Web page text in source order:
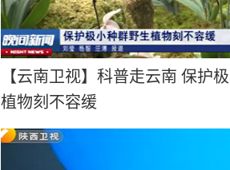
【云南卫视】科普走云南 保护
植物刻不容缓